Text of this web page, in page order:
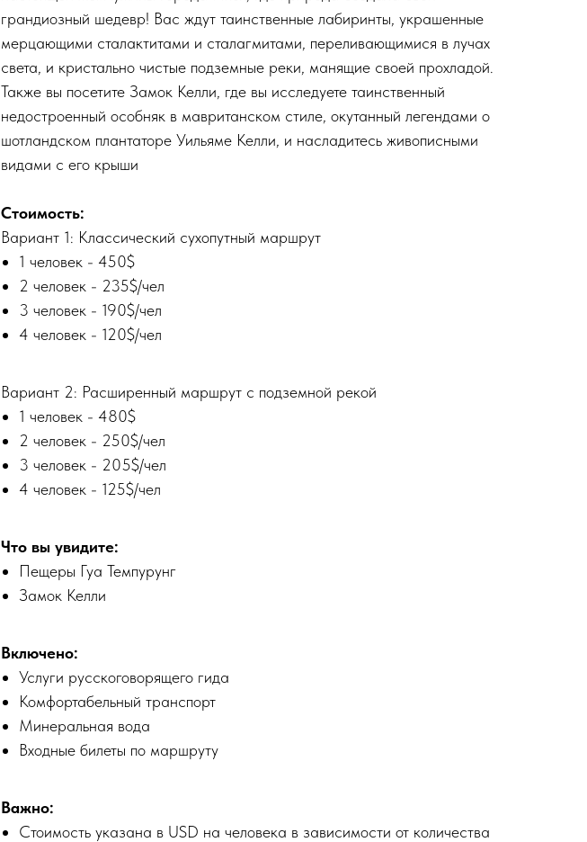
грандиозный шедевр! Вас ждут таинственные лабиринты, украшенные
мерцающими сталактитами и сталагмитами, переливающимися в лучах
света, и кристально чистые подземные реки, манящие своей прохладой.
Также вы посетите Замок Келли, где вы исследуете таинственный
недостроенный особняк в мавританском стиле, окутанный легендами о
шотландском плантаторе Уильяме Келли, и насладитесь живописными
видами с его крыши
Стоимость:
Вариант 1: Классический сухопутный маршрут
1 человек - 450$
2 человек - 235$/чел
3 человек - 190$/чел
4 человек - 120$/чел
Вариант 2: Расширенный маршрут с подземной рекой
1 человек - 480$
2 человек - 250$/чел
3 человек - 205$/чел
4 человек - 125$/чел
Что вы увидите:
Пещеры Гуа Темпурунг
Замок Келли
Включено:
Услуги русскоговорящего гида
Комфортабельный транспорт
Минеральная вода
Входные билеты по маршруту
Важно:
Стоимость указана в USD на человека в зависимости от количества